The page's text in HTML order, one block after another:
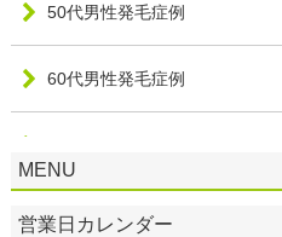
50代男性発毛症例
60代男性発毛症例
30代女性発毛症例
MENU
営業日カレンダー